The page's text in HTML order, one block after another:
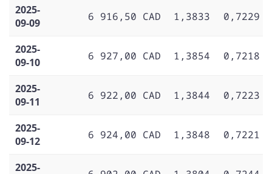
2025-
09-09
6 916,50 CAD 1,3833 0,7229
2025-
09-10
6 927,00 CAD 1,3854 0,7218
2025-
09-11
6 922,00 CAD 1,3844 0,7223
2025-
09-12
6 924,00 CAD 1,3848 0,7221
2025-